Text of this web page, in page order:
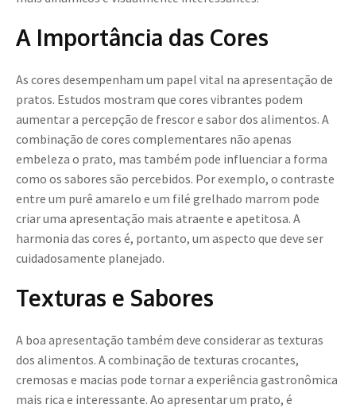
A Importância das Cores
As cores desempenham um papel vital na apresentação de
pratos. Estudos mostram que cores vibrantes podem
aumentar a percepção de frescor e sabor dos alimentos. A
combinação de cores complementares não apenas
embeleza o prato, mas também pode influenciar a forma
como os sabores são percebidos. Por exemplo, o contraste
entre um purê amarelo e um filé grelhado marrom pode
criar uma apresentação mais atraente e apetitosa. A
harmonia das cores é, portanto, um aspecto que deve ser
cuidadosamente planejado.
Texturas e Sabores
A boa apresentação também deve considerar as texturas
dos alimentos. A combinação de texturas crocantes,
cremosas e macias pode tornar a experiência gastronômica
mais rica e interessante. Ao apresentar um prato, é